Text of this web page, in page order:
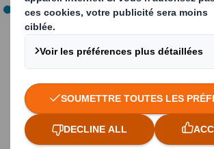
Réduire son bilan carbone :en triant
les recycler, l’entreprise a un impact
l’environnement. C’est un moyen
s’inscrire dans une démarche de
durable et d’économie circulaire. Le
d’éviter l’incinération ou
des pratiques polluantes. Grâce à ce
ressources naturelles sont
à réduire l’importation de matières